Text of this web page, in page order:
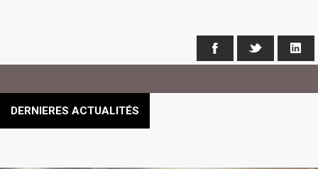
Facebook
DERNIERES ACTUALITÉS